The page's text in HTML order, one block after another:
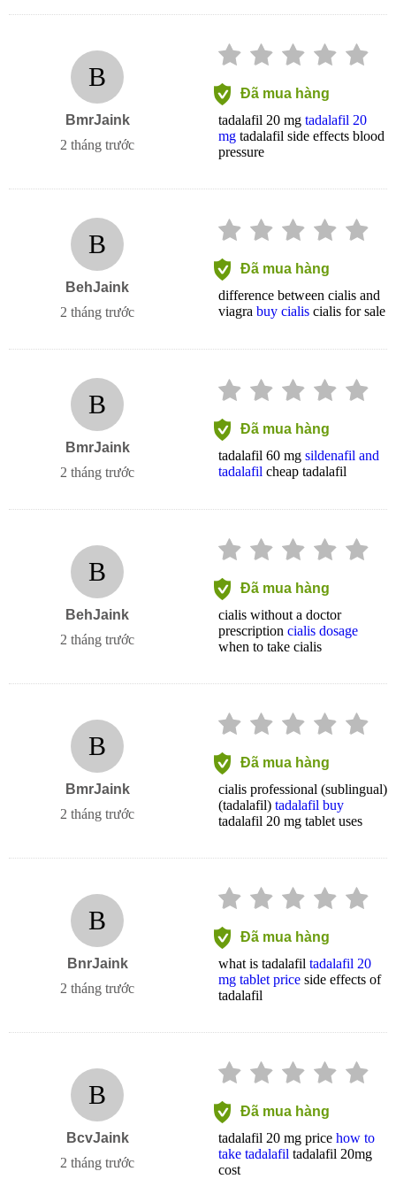
B
BmrJaink
2 tháng trước
Đã mua hàng
tadalafil 20 mg tadalafil 20
mg tadalafil side effects blood
pressure
B
BehJaink
2 tháng trước
Đã mua hàng
difference between cialis and
viagra buy cialis cialis for sale
B
BmrJaink
2 tháng trước
Đã mua hàng
tadalafil 60 mg sildenafil and
tadalafil cheap tadalafil
B
BehJaink
2 tháng trước
Đã mua hàng
cialis without a doctor
prescription cialis dosage
when to take cialis
B
BmrJaink
2 tháng trước
Đã mua hàng
cialis professional (sublingual)
(tadalafil) tadalafil buy
tadalafil 20 mg tablet uses
B
BnrJaink
2 tháng trước
Đã mua hàng
what is tadalafil tadalafil 20
mg tablet price side effects of
tadalafil
B
BcvJaink
2 tháng trước
Đã mua hàng
tadalafil 20 mg price how to
take tadalafil tadalafil 20mg
cost